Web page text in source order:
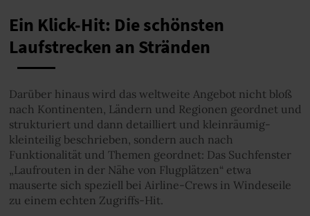
Ein Klick-Hit: Die schönsten
Laufstrecken an Stränden
Darüber hinaus wird das weltweite Angebot nicht bloß
nach Kontinenten, Ländern und Regionen geordnet und
strukturiert und dann detailliert und kleinräumig-
kleinteilig beschrieben, sondern auch nach
Funktionalität und Themen geordnet: Das Suchfenster
„Laufrouten in der Nähe von Flugplätzen“ etwa
mauserte sich speziell bei Airline-Crews in Windeseile
zu einem echten Zugriffs-Hit.